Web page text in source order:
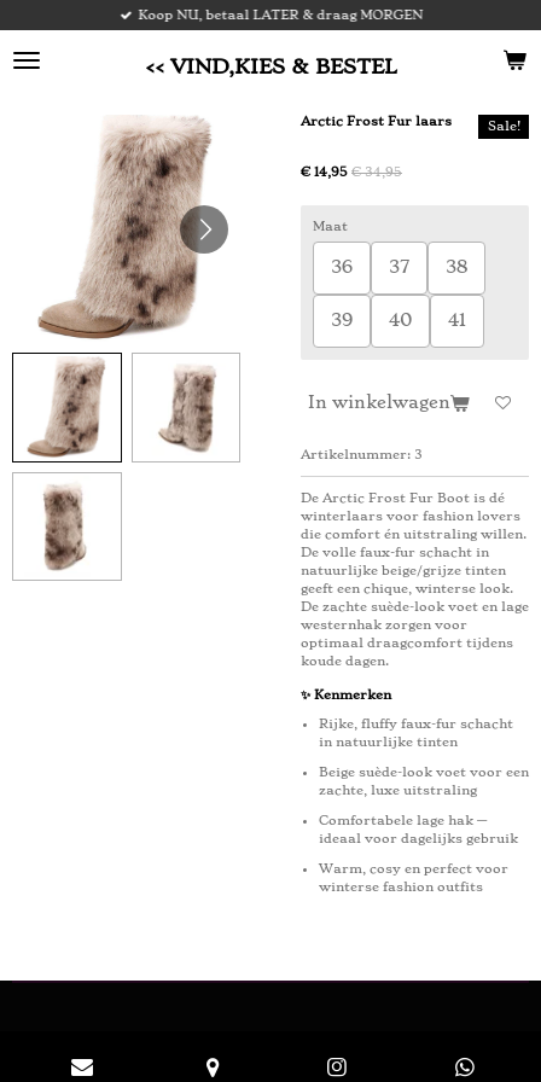
naar
<< VIND,KIES & BESTEL
Koop NU, betaal LATER & draag MORGEN
Arctic Frost Fur laars Sale!
€ 14,95 € 34,95
Maat
36 37 38
39 40 41
In winkelwagen
Artikelnummer: 3
De Arctic Frost Fur Boot is dé
winterlaars voor fashion lovers
die comfort én uitstraling willen.
De volle faux-fur schacht in
natuurlijke beige/grijze tinten
geeft een chique, winterse look.
De zachte suède-look voet en lage
westernhak zorgen voor
optimaal draagcomfort tijdens
koude dagen.
✨ Kenmerken
Rijke, fluffy faux-fur schacht
in natuurlijke tinten
Beige suède-look voet voor een
zachte, luxe uitstraling
Comfortabele lage hak —
ideaal voor dagelijks gebruik
Warm, cosy en perfect voor
winterse fashion outfits